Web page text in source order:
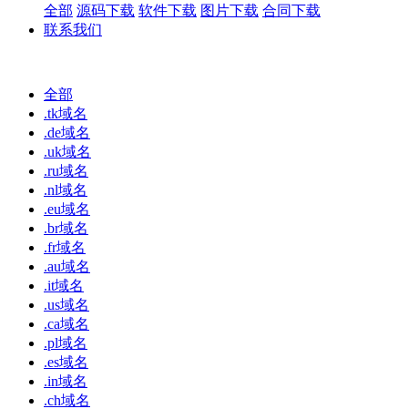
全部 源码下载 软件下载 图片下载 合同下载
联系我们
全部
.tk域名
.de域名
.uk域名
.ru域名
.nl域名
.eu域名
.br域名
.fr域名
.au域名
.it域名
.us域名
.ca域名
.pl域名
.es域名
.in域名
.ch域名